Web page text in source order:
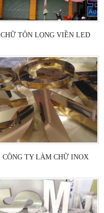
CHỮ TÔN LỌNG VIỀN LED
CÔNG TY LÀM CHỮ INOX